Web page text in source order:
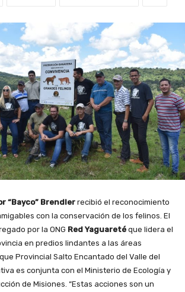
“Bayco” Brendler recibió el reconocimiento
con la conservación de los felinos. El
por la ONG Red Yaguareté que lidera el
en predios lindantes a las áreas
Provincial Salto Encantado del Valle del
es conjunta con el Ministerio de Ecología y
de Misiones. “Estas acciones son un